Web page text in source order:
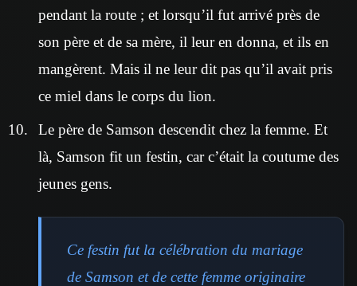
pendant la route ; et lorsqu’il fut arrivé près de
son père et de sa mère, il leur en donna, et ils en
mangèrent. Mais il ne leur dit pas qu’il avait pris
ce miel dans le corps du lion.
Le père de Samson descendit chez la femme. Et
là, Samson fit un festin, car c’était la coutume des
jeunes gens.
Ce festin fut la célébration du mariage
de Samson et de cette femme originaire